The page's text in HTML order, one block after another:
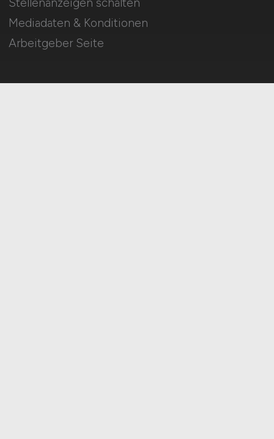
Mediadaten & Konditionen
Arbeitgeber Seite